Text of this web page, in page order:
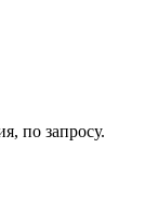
по запросу.